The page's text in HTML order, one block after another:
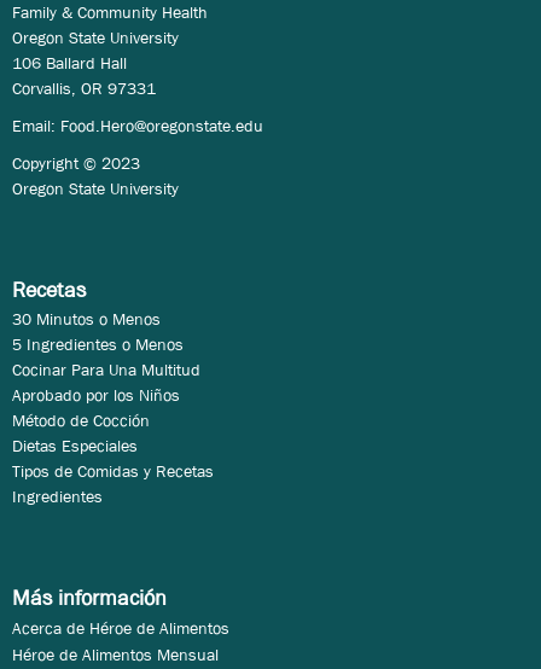
Family & Community Health
Oregon State University
106 Ballard Hall
Corvallis, OR 97331
Email: Food.Hero@oregonstate.edu
Copyright © 2023
Oregon State University
Recetas
30 Minutos o Menos
5 Ingredientes o Menos
Cocinar Para Una Multitud
Aprobado por los Niños
Método de Cocción
Dietas Especiales
Tipos de Comidas y Recetas
Ingredientes
Más información
Acerca de Héroe de Alimentos
Héroe de Alimentos Mensual